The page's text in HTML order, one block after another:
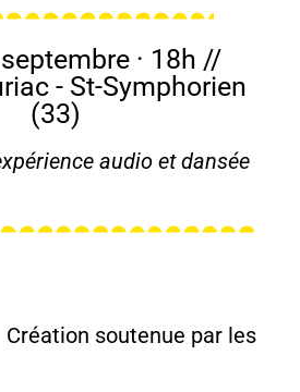
· 18h //
- St-Symphorien
(33)
audio et dansée
Création soutenue par les